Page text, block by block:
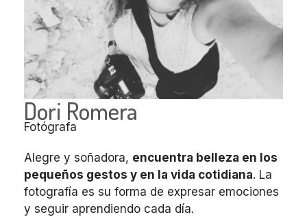
Dori Romera
Fotógrafa
Alegre y soñadora, encuentra belleza en los
pequeños gestos y en la vida cotidiana. La
fotografía es su forma de expresar emociones
y seguir aprendiendo cada día.